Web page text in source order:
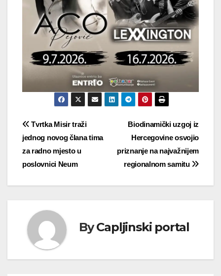
Navigacija
objava
Biodinamički uzgoj iz
Hercegovine osvojio
priznanje na najvažnijem
regionalnom samitu
Tvrtka Misir traži
jednog novog člana tima
za radno mjesto u
poslovnici Neum
ByCapljinski portal